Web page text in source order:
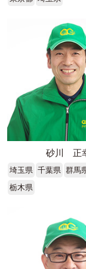
砂川 正
埼玉県 千葉県 群馬
栃木県